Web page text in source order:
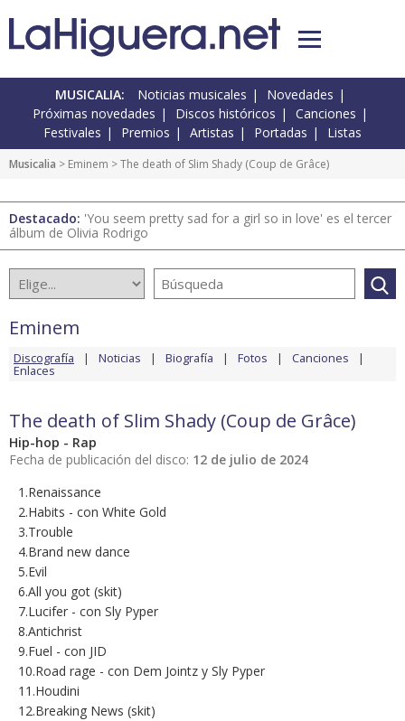
MUSICALIA: Noticias musicales
Novedades
Próximas novedades
Discos históricos
Canciones
Festivales
Premios Artistas Portadas Listas
Musicalia > Eminem > The death of Slim Shady (Coup de Grâce)
Destacado: 'You seem pretty sad for a girl so in love' es el tercer
álbum de Olivia Rodrigo
Eminem
Discografía Noticias Biografía Fotos Canciones
Enlaces
The death of Slim Shady (Coup de Grâce)
Hip-hop - Rap
Fecha de publicación del disco: 12 de julio de 2024
1.Renaissance
2.Habits - con White Gold
3.Trouble
4.Brand new dance
5.Evil
6.All you got (skit)
7.Lucifer - con Sly Pyper
8.Antichrist
9.Fuel - con JID
10.Road rage - con Dem Jointz y Sly Pyper
11.Houdini
12.Breaking News (skit)